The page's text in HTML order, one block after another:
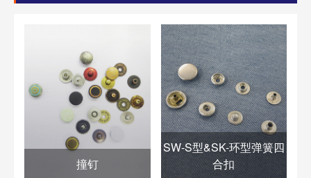
撞钉
SW-S型&SK-环型弹簧四
合扣